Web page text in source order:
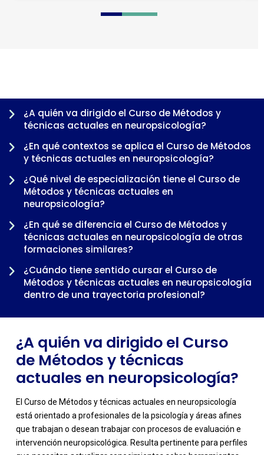
0 1 2 3 4 5
¿A quién va dirigido el Curso de Métodos y
técnicas actuales en neuropsicología?
¿En qué contextos se aplica el Curso de Métodos
y técnicas actuales en neuropsicología?
¿Qué nivel de especialización tiene el Curso de
Métodos y técnicas actuales en
neuropsicología?
¿En qué se diferencia el Curso de Métodos y
técnicas actuales en neuropsicología de otras
formaciones similares?
¿Cuándo tiene sentido cursar el Curso de
Métodos y técnicas actuales en neuropsicología
dentro de una trayectoria profesional?
¿A quién va dirigido el Curso
de Métodos y técnicas
actuales en neuropsicología?
El Curso de Métodos y técnicas actuales en neuropsicología
está orientado a profesionales de la psicología y áreas afines
que trabajan o desean trabajar con procesos de evaluación e
intervención neuropsicológica. Resulta pertinente para perfiles